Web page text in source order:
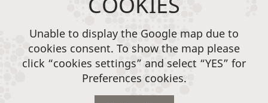
Unable to display the Google map due to
cookies consent. To show the map please
click “cookies settings” and select “YES” for
Preferences cookies.